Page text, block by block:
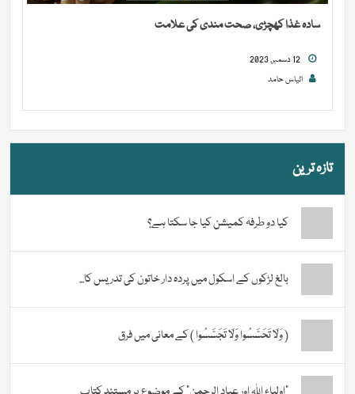
سادہ غذا کھچڑی، صحت مندی کی علامت
الیاس حامد
تازہ ترین
کیا دو طرفہ کمیشن کیا جا سکتا ہے؟
بالغ لڑکوں کے اسکول میں پردہ دار خاتون کی تدریس کا...
( وَلَا تَحَسَّسُوا وَلَا تَجَسَّسُوا ) کے معانی میں فرق